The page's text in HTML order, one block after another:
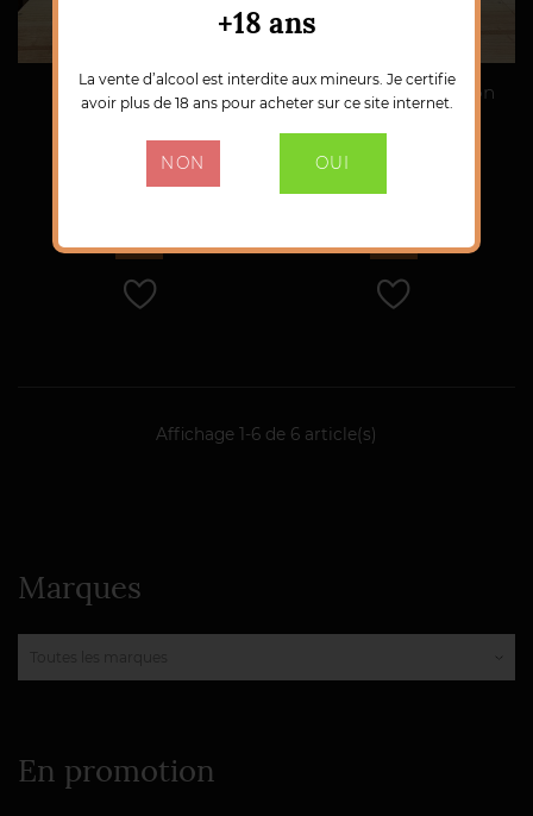
KAVALAN Ex-Sherry
Prix
105,00 €
KAVALAN Ex-Bourbon
Affichage 1-6 de 6 article(s)
Marques
En promotion
+18 ans
La vente d’alcool est interdite aux mineurs. Je certifie
avoir plus de 18 ans pour acheter sur ce site internet.
NON OUI